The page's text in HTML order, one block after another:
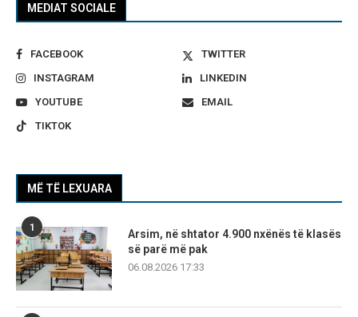
MEDIAT SOCIALE
FACEBOOK
TWITTER
INSTAGRAM
LINKEDIN
YOUTUBE
EMAIL
TIKTOK
MË TË LEXUARA
1
Arsim, në shtator 4.900 nxënës të klasës
së parë më pak
06.08.2026 17:33